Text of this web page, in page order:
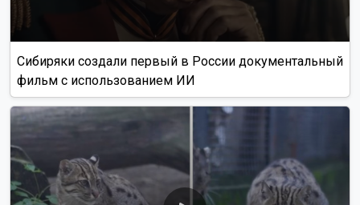
Сибиряки создали первый в России документальный
фильм с использованием ИИ